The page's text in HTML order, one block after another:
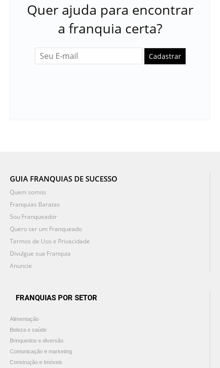
Quer ajuda para encontrar
a franquia certa?
Cadastrar
GUIA FRANQUIAS DE SUCESSO
Quem somos
Franquias Baratas
Sou Franqueador
Quero ser um Franqueado
Termos de Uso e Privacidade
Divulgue sua Franquia
Anuncie
FRANQUIAS POR SETOR
Alimentação
Beleza e saúde
Brinquedos e diversão
Comunicação e marketing
Construção e Imóveis